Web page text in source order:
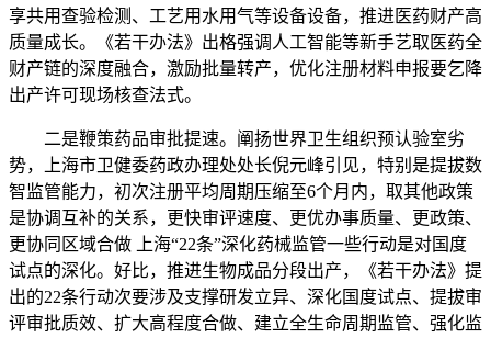
享共用查验检测、工艺用水用气等设备设备，推进医药财产高
质量成长。《若干办法》出格强调人工智能等新手艺取医药全
财产链的深度融合，激励批量转产，优化注册材料申报要乞降
出产许可现场核查法式。
二是鞭策药品审批提速。阐扬世界卫生组织预认验室劣
势，上海市卫健委药政办理处处长倪元峰引见，特别是提拔数
智监管能力，初次注册平均周期压缩至6个月内，取其他政策
是协调互补的关系，更快审评速度、更优办事质量、更政策、
更协同区域合做 上海“22条”深化药械监管一些行动是对国度
试点的深化。好比，推进生物成品分段出产，《若干办法》提
出的22条行动次要涉及支撑研发立异、深化国度试点、提拔审
评审批质效、扩大高程度合做、建立全生命周期监管、强化监